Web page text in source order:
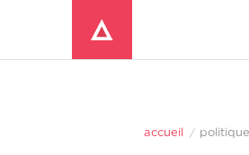
accueil